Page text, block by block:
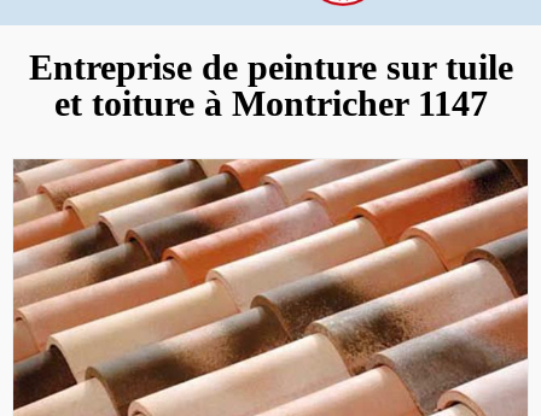
Entreprise de peinture sur tuile
et toiture à Montricher 1147